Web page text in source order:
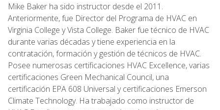
Mike Baker ha sido instructor desde el 2011.
Anteriormente, fue Director del Programa de HVAC en
Virginia College y Vista College. Baker fue técnico de HVAC
durante varias décadas y tiene experiencia en la
contratación, formación y gestión de técnicos de HVAC.
Posee numerosas certificaciones HVAC Excellence, varias
certificaciones Green Mechanical Council, una
certificación EPA 608 Universal y certificaciones Emerson
Climate Technology. Ha trabajado como instructor de